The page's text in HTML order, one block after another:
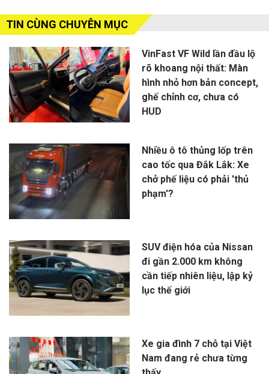
TIN CÙNG CHUYÊN MỤC
VinFast VF Wild lần đầu lộ
rõ khoang nội thất: Màn
hình nhỏ hơn bản concept,
ghế chỉnh cơ, chưa có
HUD
Nhiều ô tô thủng lốp trên
cao tốc qua Đắk Lắk: Xe
chở phế liệu có phải 'thủ
phạm'?
SUV điện hóa của Nissan
đi gần 2.000 km không
cần tiếp nhiên liệu, lập kỷ
lục thế giới
Xe gia đình 7 chỗ tại Việt
Nam đang rẻ chưa từng